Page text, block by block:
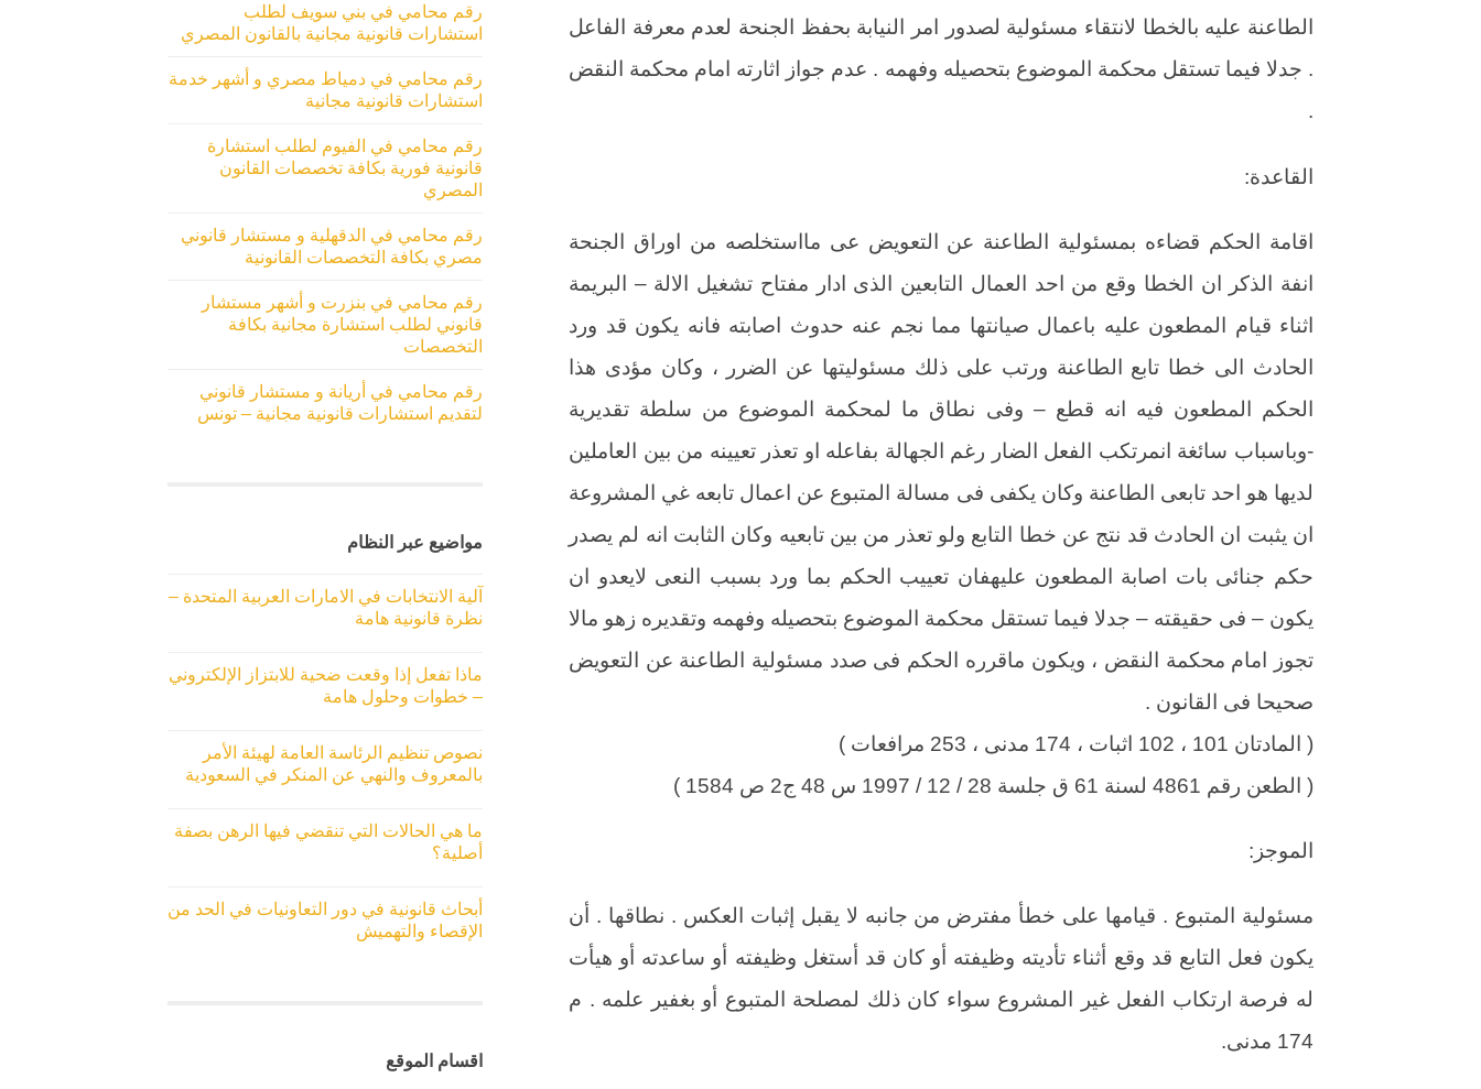
الطاعنة عليه بالخطا لانتقاء مسئولية لصدور امر النيابة بحفظ الجنحة لعدم معرفة الفاعل
. جدلا فيما تستقل محكمة الموضوع بتحصيله وفهمه . عدم جواز اثارته امام محكمة النقض
.
القاعدة:
اقامة الحكم قضاءه بمسئولية الطاعنة عن التعويض عى مااستخلصه من اوراق الجنحة
انفة الذكر ان الخطا وقع من احد العمال التابعين الذى ادار مفتاح تشغيل الالة – البريمة
اثناء قيام المطعون عليه باعمال صيانتها مما نجم عنه حدوث اصابته فانه يكون قد ورد
الحادث الى خطا تابع الطاعنة ورتب على ذلك مسئوليتها عن الضرر ، وكان مؤدى هذا
الحكم المطعون فيه انه قطع – وفى نطاق ما لمحكمة الموضوع من سلطة تقديرية
-وباسباب سائغة انمرتكب الفعل الضار رغم الجهالة بفاعله او تعذر تعيينه من بين العاملين
لديها هو احد تابعى الطاعنة وكان يكفى فى مسالة المتبوع عن اعمال تابعه غي المشروعة
ان يثبت ان الحادث قد نتج عن خطا التابع ولو تعذر من بين تابعيه وكان الثابت انه لم يصدر
حكم جنائى بات اصابة المطعون عليهفان تعييب الحكم بما ورد بسبب النعى لايعدو ان
يكون – فى حقيقته – جدلا فيما تستقل محكمة الموضوع بتحصيله وفهمه وتقديره زهو مالا
تجوز امام محكمة النقض ، ويكون ماقرره الحكم فى صدد مسئولية الطاعنة عن التعويض
صحيحا فى القانون .
( المادتان 101 ، 102 اثبات ، 174 مدنى ، 253 مرافعات )
( الطعن رقم 4861 لسنة 61 ق جلسة 28 / 12 / 1997 س 48 ج2 ص 1584 )
الموجز:
مسئولية المتبوع . قيامها على خطأ مفترض من جانبه لا يقبل إثبات العكس . نطاقها . أن
يكون فعل التابع قد وقع أثناء تأديته وظيفته أو كان قد أستغل وظيفته أو ساعدته أو هيأت
له فرصة ارتكاب الفعل غير المشروع سواء كان ذلك لمصلحة المتبوع أو بغفير علمه . م
174 مدنى.
رقم محامي في بني سويف لطلب
استشارات قانونية مجانية بالقانون المصري
رقم محامي في دمياط مصري و أشهر خدمة
استشارات قانونية مجانية
رقم محامي في الفيوم لطلب استشارة
قانونية فورية بكافة تخصصات القانون
المصري
رقم محامي في الدقهلية و مستشار قانوني
مصري بكافة التخصصات القانونية
رقم محامي في بنزرت و أشهر مستشار
قانوني لطلب استشارة مجانية بكافة
التخصصات
رقم محامي في أريانة و مستشار قانوني
لتقديم استشارات قانونية مجانية – تونس
مواضيع عبر النظام
آلية الانتخابات في الامارات العربية المتحدة –
نظرة قانونية هامة
ماذا تفعل إذا وقعت ضحية للابتزاز الإلكتروني
– خطوات وحلول هامة
نصوص تنظيم الرئاسة العامة لهيئة الأمر
بالمعروف والنهي عن المنكر في السعودية
ما هي الحالات التي تنقضي فيها الرهن بصفة
أصلية؟
أبحاث قانونية في دور التعاونيات في الحد من
الإقصاء والتهميش
اقسام الموقع